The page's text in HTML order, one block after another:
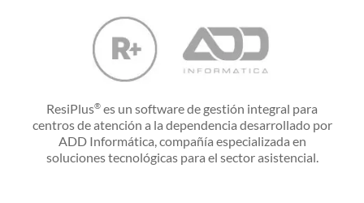
ResiPlus® es un software de gestión integral para
centros de atención a la dependencia desarrollado por
ADD Informática, compañía especializada en
soluciones tecnológicas para el sector asistencial.